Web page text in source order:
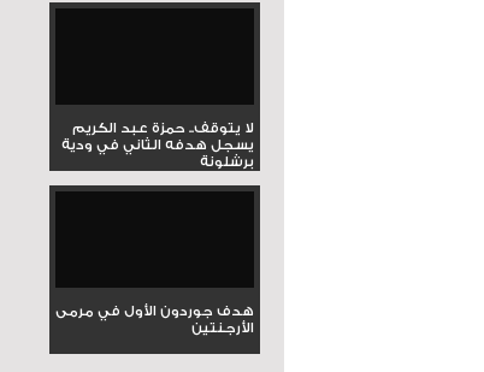
لا يتوقف.. حمزة عبد الكريم
يسجل هدفه الثاني في ودية
برشلونة
هدف جوردون الأول في مرمى
الأرجنتين